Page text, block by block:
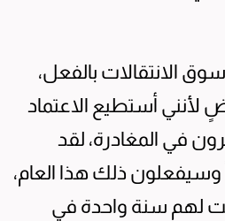
الانتقالات بالفعل،
لأنني أستطيع الاعتماد
في المغادرة، لقد
وسيفعلون ذلك هذا العام،
لهم سنة واحدة في